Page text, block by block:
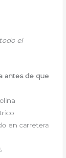
el
antes de que
en carretera